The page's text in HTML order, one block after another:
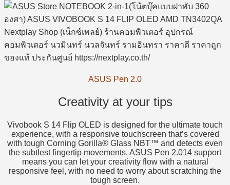
ASUS Pen 2.0
Creativity at your tips
Vivobook S 14 Flip OLED is designed for the ultimate touch
experience, with a responsive touchscreen that’s covered
with tough Corning Gorilla® Glass NBT™ and detects even
the subtlest fingertip movements. ASUS Pen 2.014 support
means you can let your creativity flow with a natural
responsive feel, with no need to worry about scratching the
tough screen.